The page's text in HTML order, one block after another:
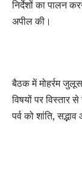
निर्देशों का पालन
अपील की।
बैठक में मोहर्रम
विषयों पर विस्तार
पर्व को शांति,